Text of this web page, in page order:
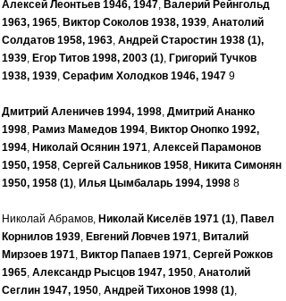
Алексей Леонтьев 1946, 1947, Валерий Рейнгольд
1963, 1965, Виктор Соколов 1938, 1939, Анатолий
Солдатов 1958, 1963, Андрей Старостин 1938 (1),
1939, Егор Титов 1998, 2003 (1), Григорий Тучков
1938, 1939, Серафим Холодков 1946, 1947 9
Дмитрий Аленичев 1994, 1998, Дмитрий Ананко
1998, Рамиз Мамедов 1994, Виктор Онопко 1992,
1994, Николай Осянин 1971, Алексей Парамонов
1950, 1958, Сергей Сальников 1958, Никита Симонян
1950, 1958 (1), Илья Цымбаларь 1994, 1998 8
Николай Абрамов, Николай Киселёв 1971 (1), Павел
Корнилов 1939, Евгений Ловчев 1971, Виталий
Мирзоев 1971, Виктор Папаев 1971, Сергей Рожков
1965, Александр Рысцов 1947, 1950, Анатолий
Сеглин 1947, 1950, Андрей Тихонов 1998 (1),